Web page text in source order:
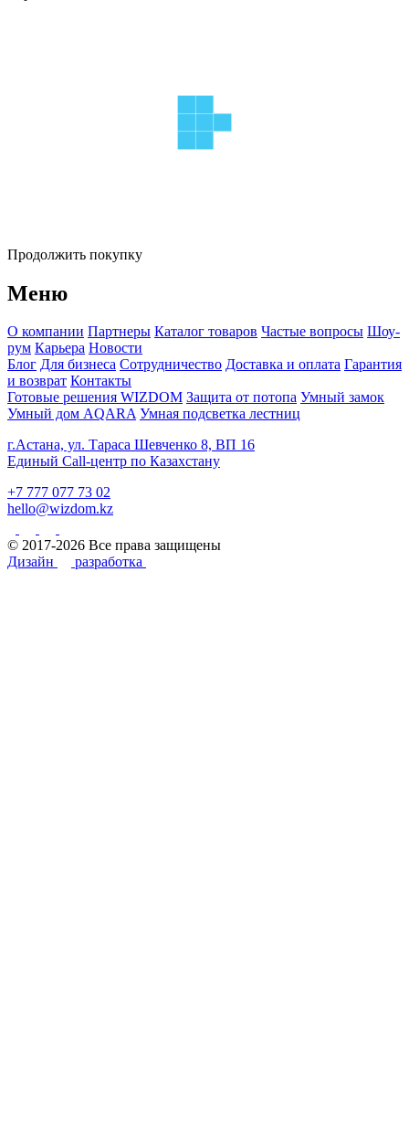
Продолжить покупку
Меню
О компании Партнеры Каталог товаров Частые вопросы Шоу-
рум Карьера Новости
Блог Для бизнеса Сотрудничество Доставка и оплата Гарантия
и возврат Контакты
Готовые решения WIZDOM Защита от потопа Умный замок
Умный дом AQARA Умная подсветка лестниц
г.Астана, ул. Тараса Шевченко 8, ВП 16
Единый Call-центр по Казахстану
+7 777 077 73 02
hello@wizdom.kz
© 2017-2026 Все права защищены
Дизайн
разработка